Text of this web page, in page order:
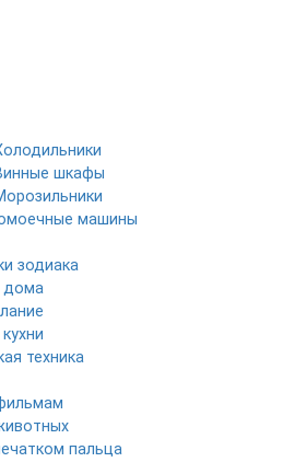
шкафы
машины
зодиака
дома
техника
пальца